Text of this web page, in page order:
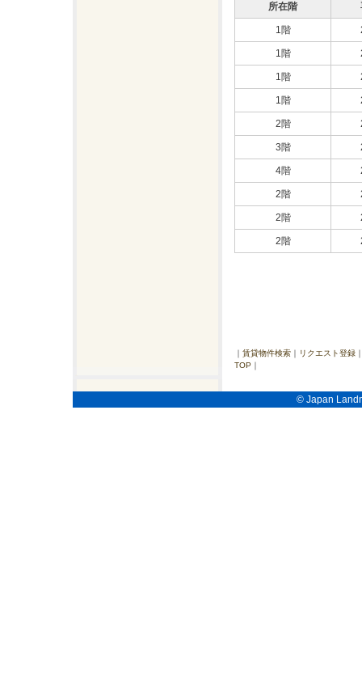
所在階
1階
1階
1階
1階
2階
3階
4階
2階
2階
2階
｜ 賃貸物件検索 ｜ リクエスト登録
TOP ｜
© Japan